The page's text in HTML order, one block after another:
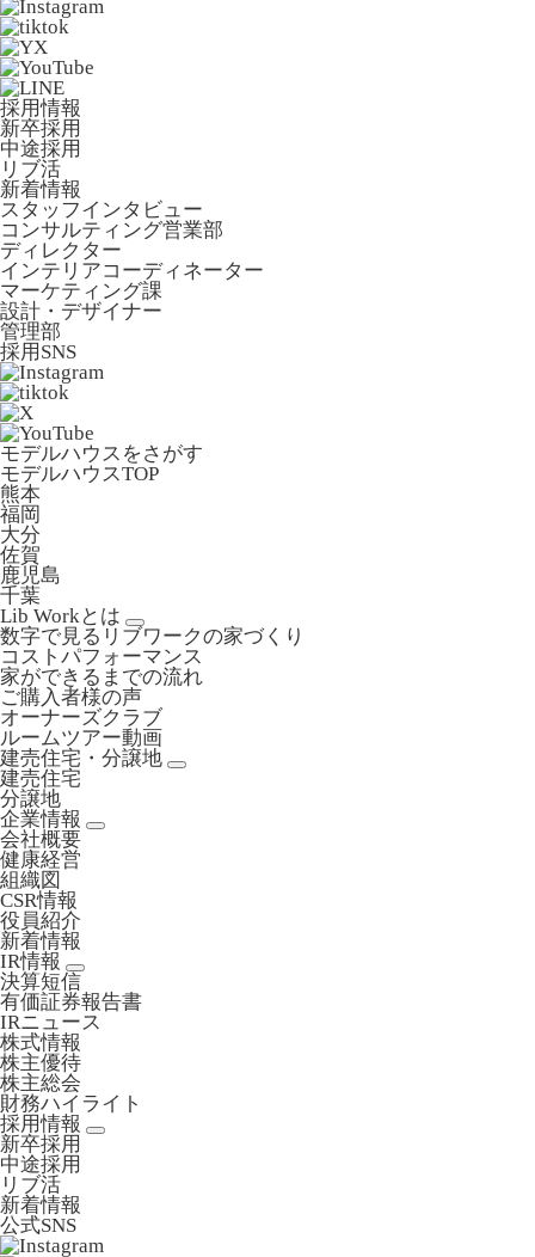
採用情報
新卒採用
中途採用
リブ活
新着情報
スタッフインタビュー
コンサルティング営業部
ディレクター
インテリアコーディネーター
マーケティング課
設計・デザイナー
管理部
採用SNS
モデルハウスをさがす
モデルハウスTOP
熊本
福岡
大分
佐賀
鹿児島
千葉
Lib Workとは
数字で見るリブワークの家づくり
コストパフォーマンス
家ができるまでの流れ
ご購入者様の声
オーナーズクラブ
ルームツアー動画
建売住宅・分譲地
建売住宅
分譲地
企業情報
会社概要
健康経営
組織図
CSR情報
役員紹介
新着情報
IR情報
決算短信
有価証券報告書
IRニュース
株式情報
株主優待
株主総会
財務ハイライト
採用情報
新卒採用
中途採用
リブ活
新着情報
公式SNS